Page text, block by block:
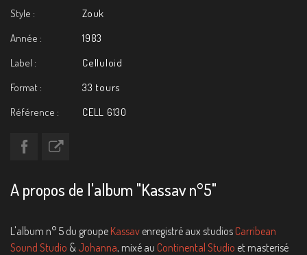
Style :
Zouk
Année :
1983
Label :
Celluloid
Format :
33 tours
Référence :
CELL 6130
A propos de l'album "Kassav n°5"
L'album n° 5 du groupe Kassav enregistré aux studios Carribean
Sound Studio & Johanna, mixé au Continental Studio et masterisé